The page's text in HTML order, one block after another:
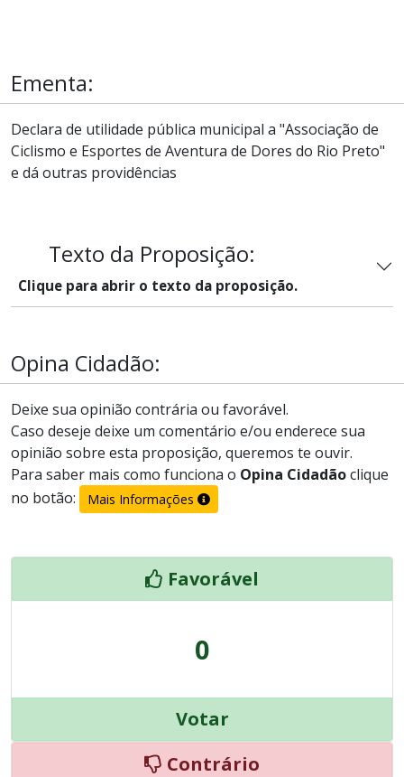
Ementa:
Declara de utilidade pública municipal a "Associação de
Ciclismo e Esportes de Aventura de Dores do Rio Preto"
e dá outras providências
Texto da Proposição:
Clique para abrir o texto da proposição.
Opina Cidadão:
Deixe sua opinião contrária ou favorável.
Caso deseje deixe um comentário e/ou enderece sua
opinião sobre esta proposição, queremos te ouvir.
Para saber mais como funciona o Opina Cidadãoclique
no botão:
Mais Informações
Favorável
0
Votar
Contrário